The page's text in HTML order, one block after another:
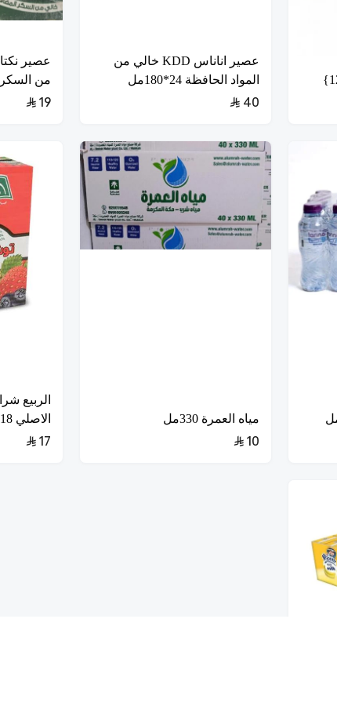
عصير اناناس KDD خالي من
المواد الحافظة 24*180مل
40
من السكر
19
مياه العمرة 330مل
10
الربيع
الاصلي 18*125
17